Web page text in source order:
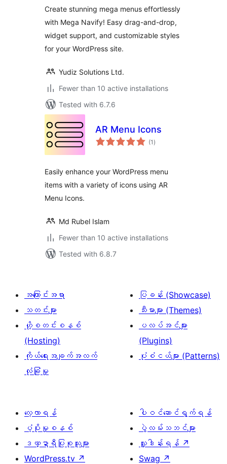
Create stunning mega menus effortlessly
with Mega Navify! Easy drag-and-drop,
widget support, and customizable styles
for your WordPress site.
Yudiz Solutions Ltd.
Fewer than 10 active installations
Tested with 6.7.6
AR Menu Icons
(1 total
ratings
)
Easily enhance your WordPress menu
items with a variety of icons using AR
Menu Icons.
Md Rubel Islam
Fewer than 10 active installations
Tested with 6.8.7
အကြောင်းအရာ
သတင်းများ
ဟို့စတင်းစနစ်
(Hosting)
ကိုယ်ရေးအချက်အလက်
လုံခြုံမှု
ပြခန်း (Showcase)
သီးမားများ (Themes)
ပလပ်အင်များ
(Plugins)
ပုံစံငယ်များ (Patterns)
လေ့လာရန်
ပံ့ပိုးမှုစနစ်
ဒဏ္ဍာရီပြုစုသူများ
WordPress.tv ↗
ပါဝင်ဆောင်ရွက်ရန်
ပွဲလမ်းသဘင်များ
လှူဒါန်းရန် ↗
Swag ↗